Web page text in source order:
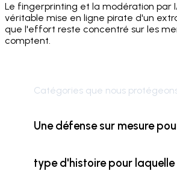
Le fingerprinting et la modération par
véritable mise en ligne pirate d'un
que l'effort reste concentré sur les
comptent.
Catégories que nous
Une défense sur mesure
type d'histoire pour laquelle